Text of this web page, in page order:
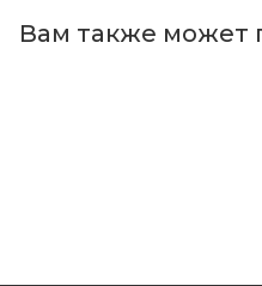
Вам также может